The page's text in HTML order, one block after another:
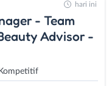
- Team
Advisor -
Kompetitif
hari ini